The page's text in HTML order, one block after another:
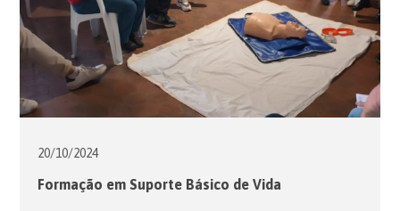
20/10/2024
Formação em Suporte Básico de Vida